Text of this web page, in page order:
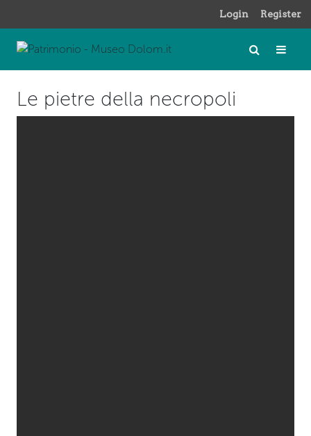
Login Register
Le pietre della necropoli